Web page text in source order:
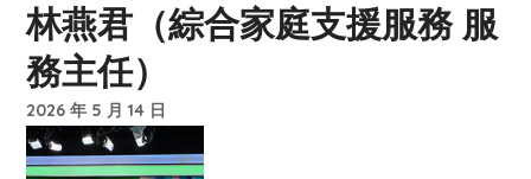
林燕君（綜合家庭支援服務 服
務主任）
2026 年 5 月 14 日